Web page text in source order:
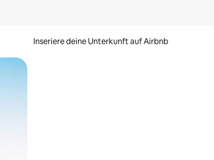
Inseriere deine Unterkunft auf Airbnb